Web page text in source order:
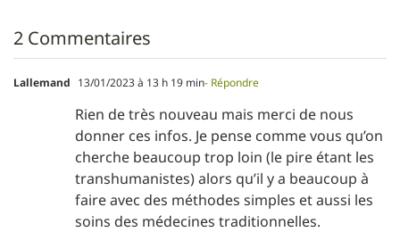
2 Commentaires
Lallemand 13/01/2023 à 13 h 19 min- Répondre
Rien de très nouveau mais merci de nous
donner ces infos. Je pense comme vous qu’on
cherche beaucoup trop loin (le pire étant les
transhumanistes) alors qu’il y a beaucoup à
faire avec des méthodes simples et aussi les
soins des médecines traditionnelles.